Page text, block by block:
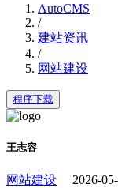
AutoCMS
/
建站资讯
/
网站建设
程序下载
王志容
网站建设 2026-